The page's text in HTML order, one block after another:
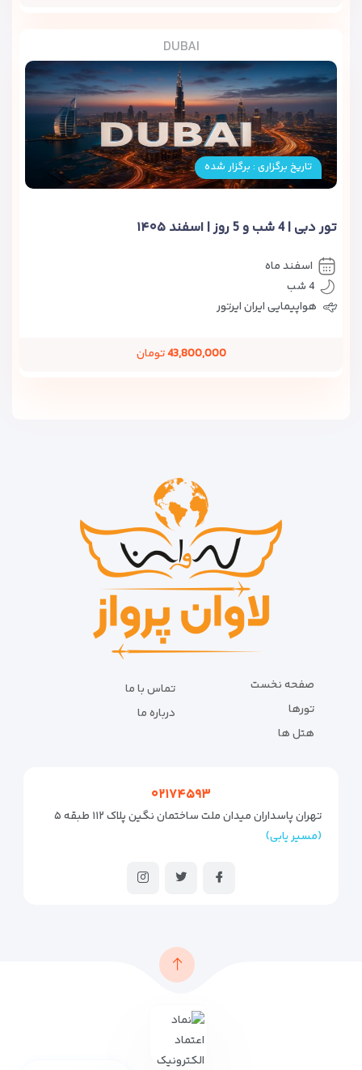
DUBAI
تاریخ برگزاری : برگزار شده
تور دبی | 4 شب و 5 روز | اسفند ۱۴۰۵
اسفند ماه
4 شب
هواپیمایی ایران ایرتور
43,800,000تومان
صفحه نخست
تورها
هتل ها
تماس با ما
درباره ما
۰۲۱۷۴۵۹۳
تهران پاسداران میدان ملت ساختمان نگین پلاک ۱۱۲ طبقه ۵
(مسیر یابی)